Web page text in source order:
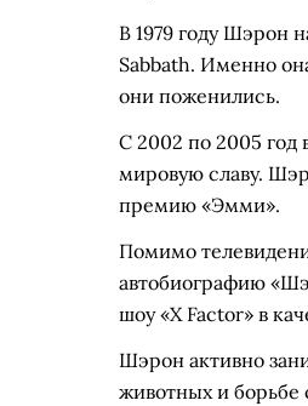
В 1979 году Шэрон
Sabbath. Именно
они поженились.
С 2002 по 2005 год
мировую славу.
премию «Эмми».
Помимо
автобиографию
шоу «X Factor» в
Шэрон активно
животных и борьбе